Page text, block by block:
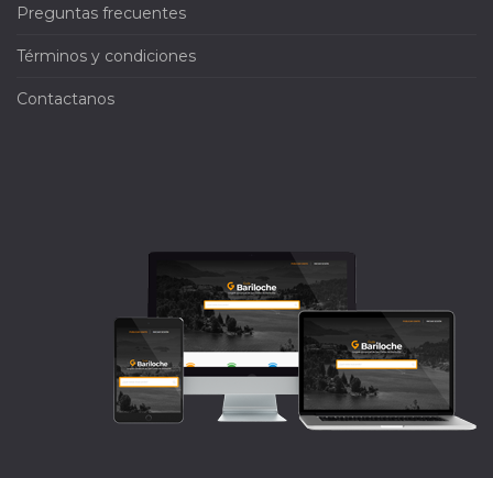
Preguntas frecuentes
Términos y condiciones
Contactanos